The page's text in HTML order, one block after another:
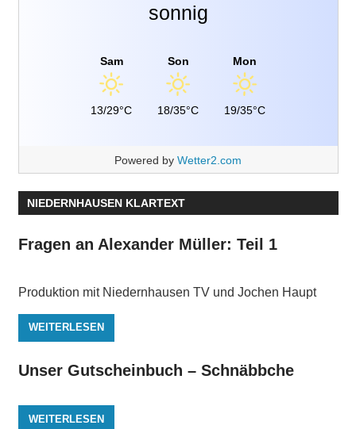
sonnig
Sam
13/29°C
Son
18/35°C
Mon
19/35°C
Powered by Wetter2.com
NIEDERNHAUSEN KLARTEXT
Fragen an Alexander Müller: Teil 1
Produktion mit Niedernhausen TV und Jochen Haupt
WEITERLESEN
Unser Gutscheinbuch – Schnäbbche
WEITERLESEN